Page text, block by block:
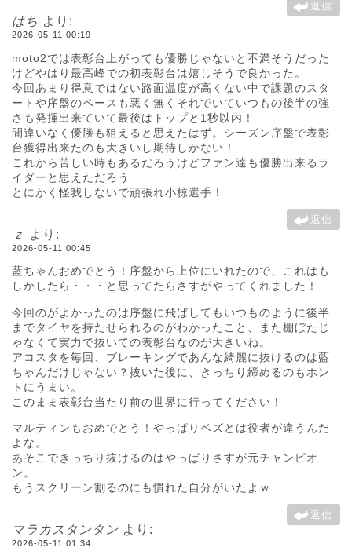
返信
はち より:
2026-05-11 00:19
moto2では表彰台上がっても優勝じゃないと不満そうだった
けどやはり最高峰での初表彰台は嬉しそうで良かった。
今回あまり得意ではない路面温度が高くない中で課題のスタ
ートや序盤のペースも悪く無くそれでいていつもの後半の強
さも発揮出来ていて最後はトップと1秒以内！
間違いなく優勝も狙えると思えたはず。シーズン序盤で表彰
台獲得出来たのも大きいし期待しかない！
これから苦しい時もあるだろうけどファン達も優勝出来るラ
イダーと思えただろう
とにかく怪我しないで頑張れ小椋選手！
返信
ｚ より:
2026-05-11 00:45
藍ちゃんおめでとう！序盤から上位にいれたので、これはも
しかしたら・・・と思ってたらさすがやってくれました！
今回のがよかったのは序盤に飛ばしてもいつものように後半
までタイヤを持たせられるのがわかったこと、また棚ぼたじ
ゃなくて実力で抜いての表彰台なのが大きいね。
アコスタを毎回、ブレーキングであんな綺麗に抜けるのは藍
ちゃんだけじゃない？抜いた後に、きっちり締めるのもホン
トにうまい。
このまま表彰台当たり前の世界に行ってください！
マルティンもおめでとう！やっぱりベズとは役者が違うんだ
よな。
あそこできっちり抜けるのはやっぱりさすが元チャンピオ
ン。
もうスクリーン割るのにも慣れた自分がいたよｗ
返信
マラカスタンタン より:
2026-05-11 01:34